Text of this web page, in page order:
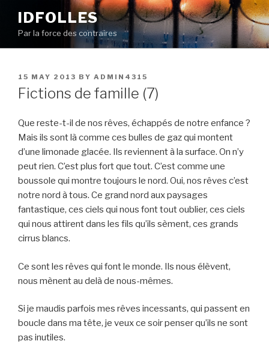
content
IDFOLLES
Par la force des contraires
POSTED
ON
15 MAY 2013 BY ADMIN4315
Fictions de famille (7)
Que reste-t-il de nos rêves, échappés de notre enfance ?
Mais ils sont là comme ces bulles de gaz qui montent
d’une limonade glacée. Ils reviennent à la surface. On n’y
peut rien. C’est plus fort que tout. C’est comme une
boussole qui montre toujours le nord. Oui, nos rêves c’est
notre nord à tous. Ce grand nord aux paysages
fantastique, ces ciels qui nous font tout oublier, ces ciels
qui nous attirent dans les fils qu’ils sèment, ces grands
cirrus blancs.
Ce sont les rêves qui font le monde. Ils nous élèvent,
nous mènent au delà de nous-mêmes.
Si je maudis parfois mes rêves incessants, qui passent en
boucle dans ma tête, je veux ce soir penser qu’ils ne sont
pas inutiles.